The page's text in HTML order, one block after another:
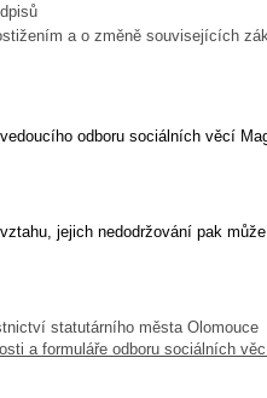
a o změně souvisejících
odboru sociálních věcí
jejich nedodržování pak
statutárního města Olomouce
a formuláře odboru sociálních